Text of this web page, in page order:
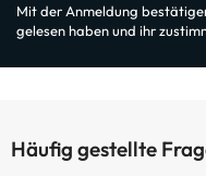
Mit der Anmeldung
gelesen haben und ihr
Häufig gestellte